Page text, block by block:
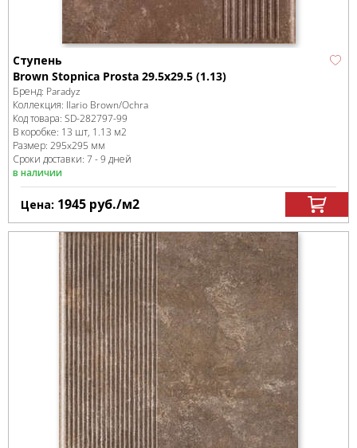
Ступень
Brown Stopnica Prosta 29.5х29.5 (1.13)
Бренд: Paradyz
Коллекция: Ilario Brown/Ochra
Код товара: SD-282797-99
В коробке: 13 шт, 1.13 м2
Размер: 295x295 мм
Сроки доставки: 7 - 9 дней
в наличии
Цена: 1945 руб./м2